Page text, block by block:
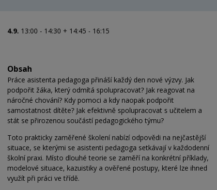
4.9. 13:00 - 14:30 + 14:45 - 16:15
Obsah
Práce asistenta pedagoga přináší každý den nové výzvy. Jak
podpořit žáka, který odmítá spolupracovat? Jak reagovat na
náročné chování? Kdy pomoci a kdy naopak podpořit
samostatnost dítěte? Jak efektivně spolupracovat s učitelem a
stát se přirozenou součástí pedagogického týmu?
Toto prakticky zaměřené školení nabízí odpovědi na nejčastější
situace, se kterými se asistenti pedagoga setkávají v každodenní
školní praxi. Místo dlouhé teorie se zaměří na konkrétní příklady,
modelové situace, kazuistiky a ověřené postupy, které lze ihned
využít při práci ve třídě.